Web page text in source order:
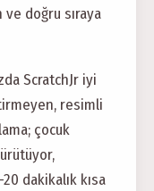
ve doğru sıraya
ScratchJr iyi
resimli
çocuk
dakikalık kısa